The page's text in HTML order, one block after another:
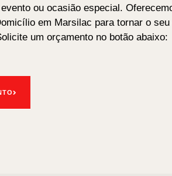
ou ocasião especial.
em Marsilac para tornar o seu
um orçamento no botão abaixo: